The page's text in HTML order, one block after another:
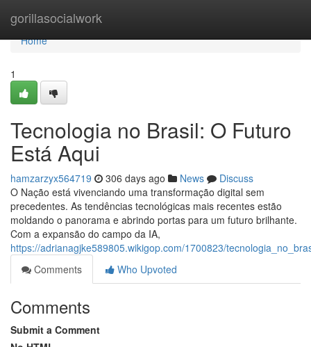
gorillasocialwork
Home
Home
1
Tecnologia no Brasil: O Futuro
Está Aqui
hamzarzyx564719 306 days ago News
Discuss
O Nação está vivenciando uma transformação digital sem
precedentes. As tendências tecnológicas mais recentes estão
moldando o panorama e abrindo portas para um futuro brilhante.
Com a expansão do campo da IA,
https://adrianagjke589805.wikigop.com/1700823/
Comments
Who Upvoted
Comments
Submit a Comment